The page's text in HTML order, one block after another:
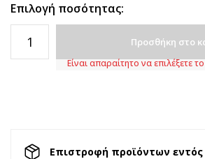
Επιλογή ποσότητας:
Προσθήκη στο
Είναι απαραίτητο να επιλέξετε
Επιστροφή προϊόντων